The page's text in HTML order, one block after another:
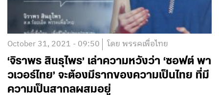
October 31, 2021 - 09:50 โดย พรรคเพื่อไทย
‘จิราพร สินธุไพร’ เล่าความหวังว่า ‘ซอฟต์ พา
วเวอร์ไทย’ จะต้องมีรากของความเป็นไทย ที่มี
ความเป็นสากลผสมอยู่